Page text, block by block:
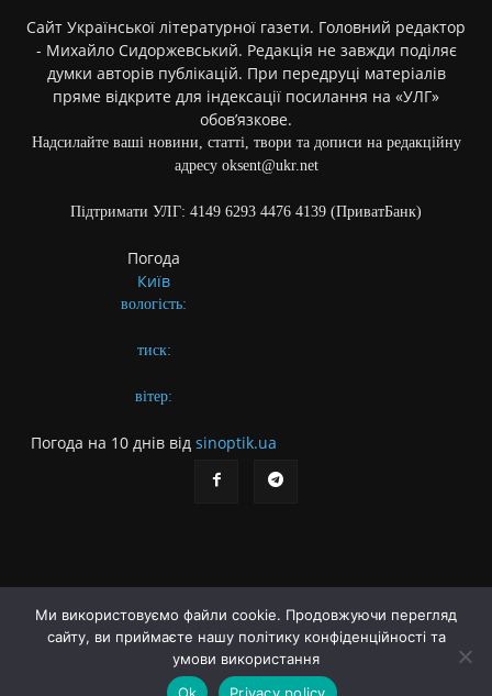
Сайт Української літературної газети. Головний редактор
- Михайло Сидоржевський. Редакція не завжди поділяє
думки авторів публікацій. При передруці матеріалів
пряме відкрите для індексації посилання на «УЛГ»
обов’язкове.
Надсилайте ваші новини, статті, твори та дописи на редакційну
адресу oksent@ukr.net
Підтримати УЛГ: 4149 6293 4476 4139 (ПриватБанк)
Погода
Київ
вологість:
тиск:
вітер:
Погода на 10 днів від sinoptik.ua
Про газету
Правила користування сайтом
Політика конфіденційності
Ми використовуємо файли cookie. Продовжуючи перегляд
сайту, ви приймаєте нашу політику конфіденційності та
умови використання
Ok
Privacy policy